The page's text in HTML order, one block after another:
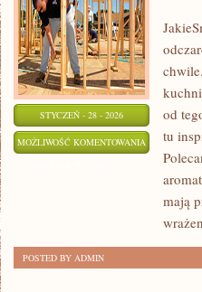
STYCZEŃ - 28 - 2026
MOŻLIWOŚĆ KOMENTOWANIA SOSY
DRESSINGI
od
tu
mają
POSTED BY ADMIN